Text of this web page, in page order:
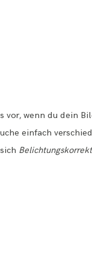
vor, wenn du dein
einfach